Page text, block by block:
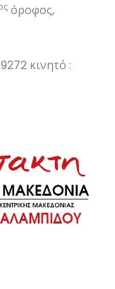
όροφος,
κινητό :